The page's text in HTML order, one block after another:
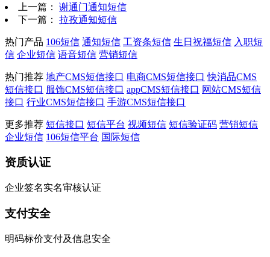
上一篇： 谢通门通知短信
下一篇： 拉孜通知短信
热门产品 106短信 通知短信 工资条短信 生日祝福短信 入职短
信 企业短信 语音短信 营销短信
热门推荐 地产CMS短信接口 电商CMS短信接口 快消品CMS
短信接口 服饰CMS短信接口 appCMS短信接口 网站CMS短信
接口 行业CMS短信接口 手游CMS短信接口
更多推荐 短信接口 短信平台 视频短信 短信验证码 营销短信
企业短信 106短信平台 国际短信
资质认证
企业签名实名审核认证
支付安全
明码标价支付及信息安全